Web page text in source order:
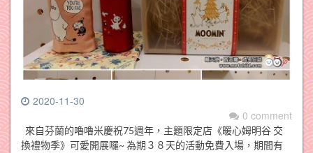
2020-11-30
0 comment
來自芬蘭的嚕嚕米慶祝75週年，主題限定店《暖心姆明谷 交
換禮物季》可愛開展囉~ 為期３８天的活動免費入場，期間有